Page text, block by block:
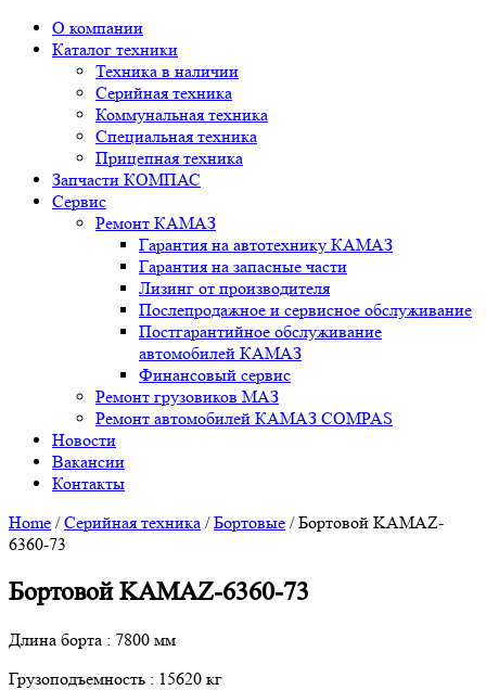
О компании
Каталог техники
Техника в наличии
Серийная техника
Коммунальная техника
Специальная техника
Прицепная техника
Запчасти КОМПАС
Сервис
Ремонт КАМАЗ
Гарантия на автотехнику КАМАЗ
Гарантия на запасные части
Лизинг от производителя
Послепродажное и сервисное обслуживание
Постгарантийное обслуживание
автомобилей КАМАЗ
Финансовый сервис
Ремонт грузовиков МАЗ
Ремонт автомобилей КАМАЗ COMPAS
Новости
Вакансии
Контакты
Home /Серийная техника /Бортовые / Бортовой KАМАZ-
6360-73
Бортовой KАМАZ-6360-73
Длина борта : 7800 мм
Грузоподъемность : 15620 кг